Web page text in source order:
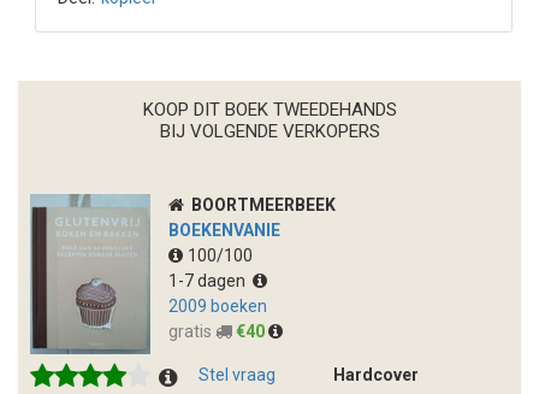
KOOP DIT BOEK TWEEDEHANDS
BIJ VOLGENDE VERKOPERS
BOORTMEERBEEK
BOEKENVANIE
100/100
1-7 dagen
2009 boeken
gratis
€40
Stel vraag Hardcover